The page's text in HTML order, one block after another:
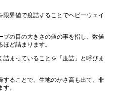
界値で度詰することでヘビーウェイ
プの目の大きさの値の事を指し、数値
ど詰まります。
まっていることを「度詰」と呼びま
することで、生地のかさ高も出て、非
。